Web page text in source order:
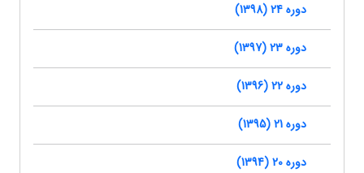
دوره 24 (1398)
دوره 23 (1397)
دوره 22 (1396)
دوره 21 (1395)
دوره 20 (1394)